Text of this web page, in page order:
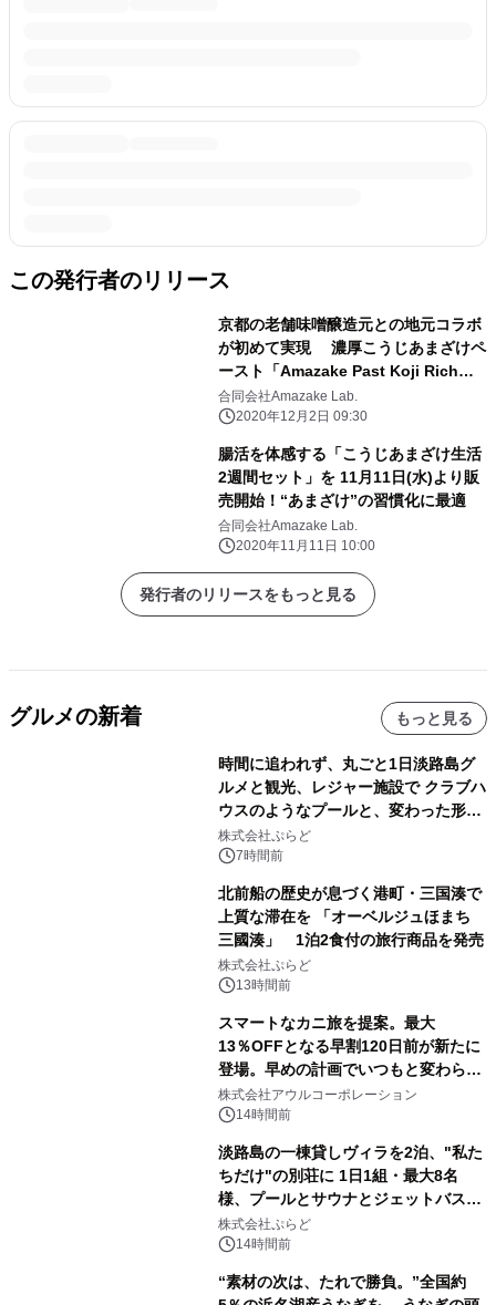
この発行者のリリース
京都の老舗味噌醸造元との地元コラボ
が初めて実現 濃厚こうじあまざけペ
ースト「Amazake Past Koji Rich」
12月5日(土)新発売！ ～こうじあまざ
けの専門ブランド＜Amazake Lab.＞
合同会社Amazake Lab.
2020年12月2日 09:30
腸活を体感する「こうじあまざけ生活
2週間セット」を 11月11日(水)より販
売開始！“あまざけ”の習慣化に最適
合同会社Amazake Lab.
2020年11月11日 10:00
発行者のリリースをもっと見る
グルメの新着 もっと見る
時間に追われず、丸ごと1日淡路島グ
ルメと観光、レジャー施設で クラブハ
ウスのようなプールと、変わった形の
サウナも 「THE BOXY AWAJI」のお
得な素泊まり連泊プランで
株式会社ぷらど
7時間前
北前船の歴史が息づく港町・三国湊で
上質な滞在を 「オーベルジュほまち
三國湊」 1泊2食付の旅行商品を発売
株式会社ぷらど
13時間前
スマートなカニ旅を提案。最大
13％OFFとなる早割120日前が新たに
登場。早めの計画でいつもと変わらぬ
大人の冬旅を。ー夕日ヶ浦温泉「佳松
苑 別邸ふうか」ー
株式会社アウルコーポレーション
14時間前
淡路島の一棟貸しヴィラを2泊、"私た
ちだけ"の別荘に 1日1組・最大8名
様、プールとサウナとジェットバス付
きで Villa Mon Temps AWAJIの連泊
素泊りプラン
株式会社ぷらど
14時間前
“素材の次は、たれで勝負。”全国約